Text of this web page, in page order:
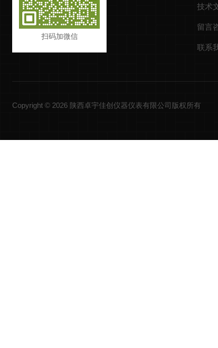
扫码加微信
技术
留言
联系
Copyright © 2026 陕西卓宇佳创仪器仪表有限公司版权所有